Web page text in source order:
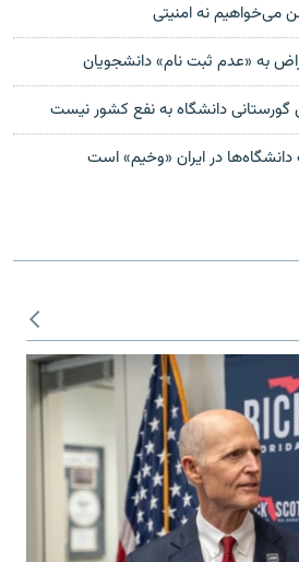
می‌خواهیم نه امنیتی
به «عدم ثبت نام» دانشجویان
دانشگاه به نفع کشور نیست
در ایران «وخيم» است